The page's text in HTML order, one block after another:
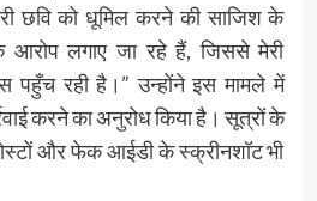
मेरी छवि को धूमिल करने की साजिश के
आरोप लगाए जा रहे हैं, जिससे मेरी
पहुँच रही है।” उन्होंने इस मामले में
करने का अनुरोध किया है। सूत्रों के
और फेक आईडी के स्क्रीनशॉट भी